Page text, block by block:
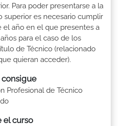
Para poder presentarse a la
superior es necesario cumplir
el año en el que presentes a
para el caso de los
de Técnico (relacionado
quieran acceder).
Profesional de Técnico
el curso